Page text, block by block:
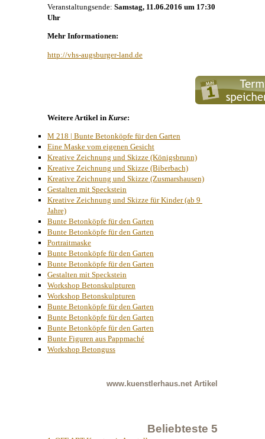
Veranstaltungsende: Samstag, 11.06.2016 um 17:30
Uhr
Mehr Informationen:
http://vhs-augsburger-land.de
Weitere Artikel in Kurse:
M 218 | Bunte Betonköpfe für den Garten
Eine Maske vom eigenen Gesicht
Kreative Zeichnung und Skizze (Königsbrunn)
Kreative Zeichnung und Skizze (Biberbach)
Kreative Zeichnung und Skizze (Zusmarshausen)
Gestalten mit Speckstein
Kreative Zeichnung und Skizze für Kinder (ab 9
Jahre)
Bunte Betonköpfe für den Garten
Bunte Betonköpfe für den Garten
Portraitmaske
Bunte Betonköpfe für den Garten
Bunte Betonköpfe für den Garten
Gestalten mit Speckstein
Workshop Betonskulpturen
Workshop Betonskulpturen
Bunte Betonköpfe für den Garten
Bunte Betonköpfe für den Garten
Bunte Betonköpfe für den Garten
Bunte Figuren aus Pappmaché
Workshop Betonguss
www.kuenstlerhaus.net Artikel
Beliebteste 5